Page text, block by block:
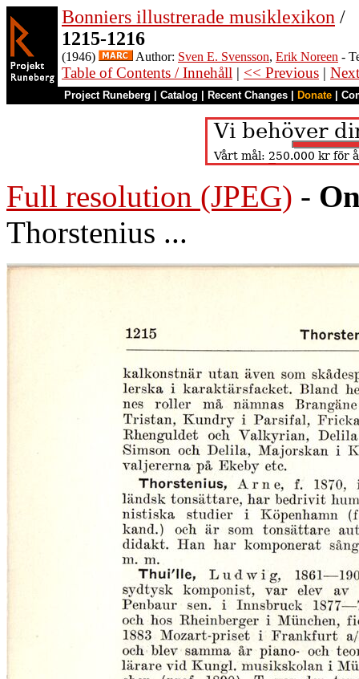
Bonniers illustrerade musiklexikon /
1215-1216
(1946) Author: Sven E. Svensson, Erik Noreen -
Table of Contents / Innehåll | << Previous |
Project Runeberg Catalog Recent Changes Donate
Full resolution (JPEG) -
Thorstenius ...